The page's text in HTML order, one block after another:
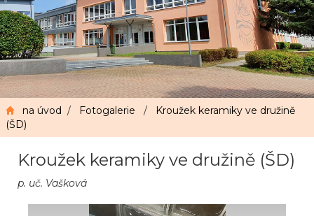
na úvod / Fotogalerie / Kroužek keramiky ve družině
(ŠD)
Kroužek keramiky ve družině (ŠD)
p. uč. Vašková